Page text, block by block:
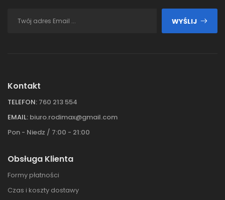
WYŚLIJ
Kontakt
TELEFON: 760 213 554
EMAIL: biuro.rodimax@gmail.com
Pon - Niedz / 7:00 - 21:00
Obsługa Klienta
Formy płatności
Czas i koszty dostawy